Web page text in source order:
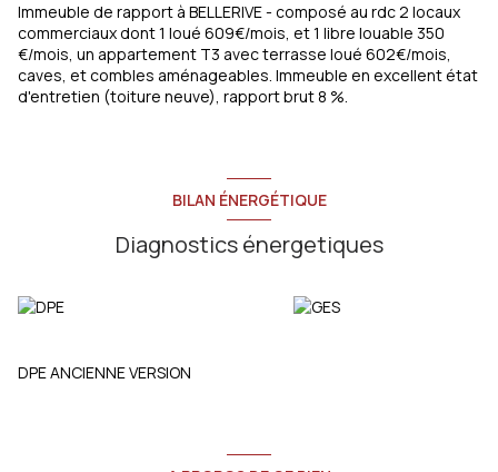
Immeuble de rapport à BELLERIVE - composé au rdc 2 locaux
commerciaux dont 1 loué 609€/mois, et 1 libre louable 350
€/mois, un appartement T3 avec terrasse loué 602€/mois,
caves, et combles aménageables. Immeuble en excellent état
d'entretien (toiture neuve), rapport brut 8 %.
BILAN ÉNERGÉTIQUE
Diagnostics énergetiques
DPE ANCIENNE VERSION